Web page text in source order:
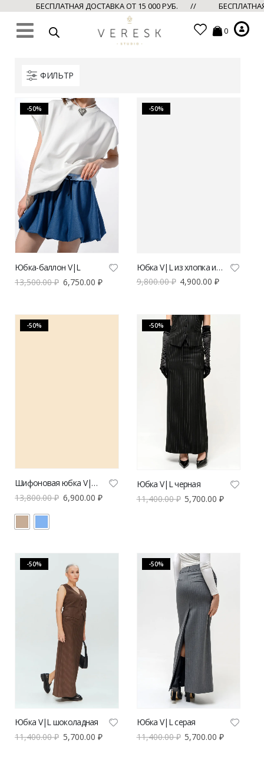
БЕСПЛАТНАЯ ДОСТАВКА ОТ 15 000 РУБ. //
0
ФИЛЬТР
-50%
Юбка-баллон V|L
13,500.00₽ 6,750.00 ₽
-50%
Юбка V|L из хлопка и льна голубая
9,800.00₽ 4,900.00₽
-50%
Шифоновая юбка V|L с разрезами
13,800.00₽ 6,900.00 ₽
-50%
Юбка V|L черная
11,400.00₽ 5,700.00₽
-50%
Юбка V|L шоколадная
11,400.00₽ 5,700.00 ₽
-50%
Юбка V|L серая
11,400.00₽ 5,700.00₽